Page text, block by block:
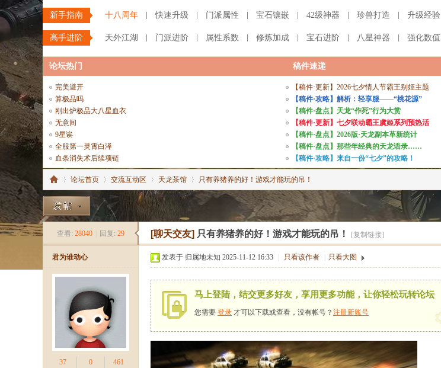
新手指南 十八周年 快速升级 门派属性 宝石镶嵌 42级神器 珍兽打造 升级经验
高手进阶 天外江湖 门派进阶 属性系数 修炼加成 宝石进阶 八星神器 强化数值
论坛热门 稿件速递
完美避开
算极品吗
刚出炉极品大八星血衣
无意间
9星诶
全服第一灵霄白泽
血条消失术后续项链
【稿件·更新】2026七夕情人节霸王别姬主题
【稿件·攻略】解析：轻享服——“桃花源”
【稿件·盘点】天龙“作死”行为大赏
【稿件·更新】七夕联动霸王虞姬系列预热活
【稿件·盘点】2026版·天龙副本革新统计
【稿件·盘点】那些年经典的天龙语录……
【稿件·攻略】来自一份“七夕”的攻略！
新
»
论坛首页
›
交流互动区 天龙茶馆
›
只有养猪养的好！游戏才能玩的吊！
查看: 28040 回复: 29 [聊天交友] 只有养猪养的好！游戏才能玩的吊！ [复制链接]
君为谁动心
37
0
461
发表于 归属地未知 2025-11-12 16:33 只看该作者 只看大图
马上登陆，结交更多好友，享用更多功能，让你轻松玩转论坛
您需要 登录 才可以下载或查看，没有帐号？ 注册新账号